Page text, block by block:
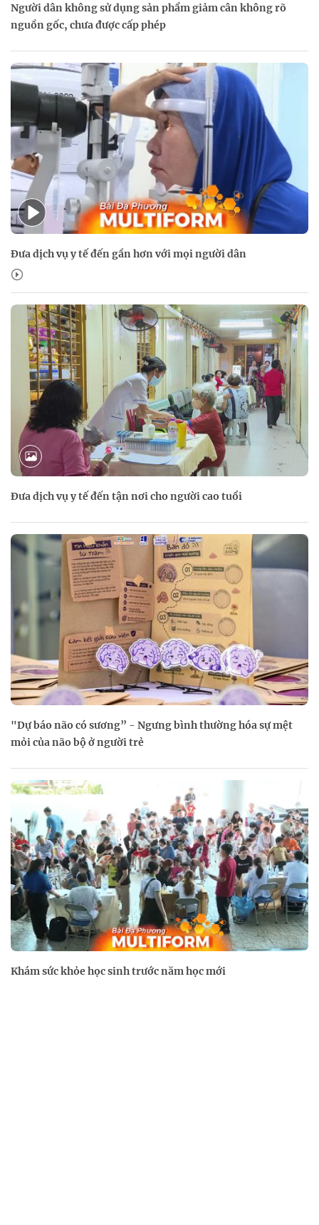
Người dân không sử dụng sản phẩm giảm cân không rõ
nguồn gốc, chưa được cấp phép
Đưa dịch vụ y tế đến gần hơn với mọi người dân
Đưa dịch vụ y tế đến tận nơi cho người cao tuổi
"Dự báo não có sương” - Ngưng bình thường hóa sự mệt
mỏi của não bộ ở người trẻ
Khám sức khỏe học sinh trước năm học mới